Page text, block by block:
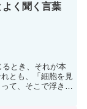
よく聞く言葉
とき、それが本
とも、「細胞を見
て、そこで浮き上